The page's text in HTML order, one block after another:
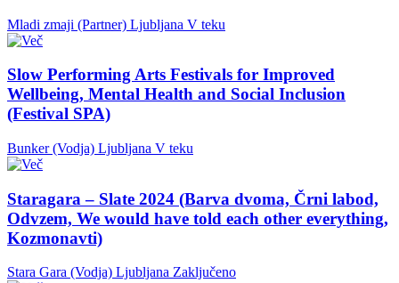
Mladi zmaji (Partner) Ljubljana V teku
Slow Performing Arts Festivals for Improved
Wellbeing, Mental Health and Social Inclusion
(Festival SPA)
Bunker (Vodja) Ljubljana V teku
Staragara – Slate 2024 (Barva dvoma, Črni labod,
Odvzem, We would have told each other everything,
Kozmonavti)
Stara Gara (Vodja) Ljubljana Zaključeno